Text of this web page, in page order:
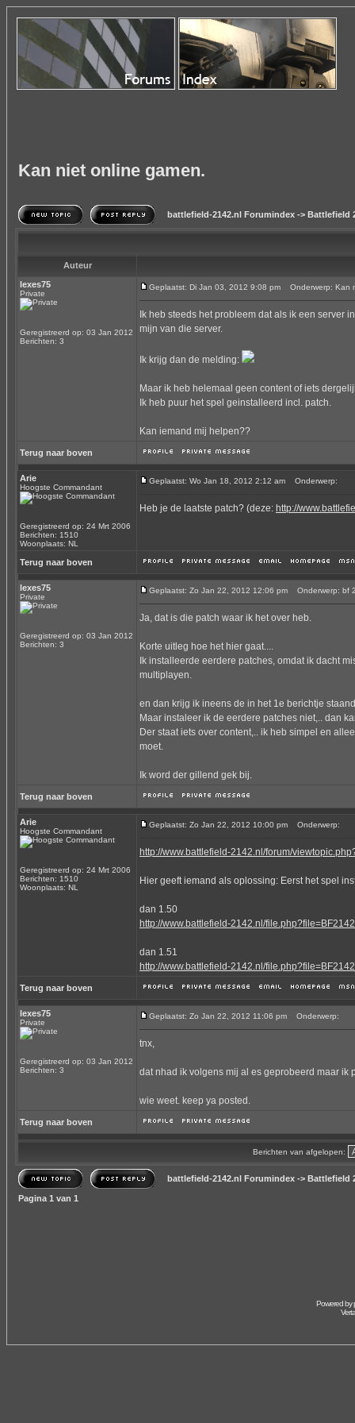
Kan niet online gamen.
battlefield-2142.nl Forumindex -> Battlefield
Auteur
lexes75
Private
Geregistreerd op: 03 Jan 2012
Berichten: 3
Geplaatst: Di Jan 03, 2012 9:08 pm Onderwerp: Kan
Ik heb steeds het probleem dat als ik een server
mijn van die server.
Ik krijg dan de melding:
Maar ik heb helemaal geen content of iets
Ik heb puur het spel geinstalleerd incl. patch.
Kan iemand mij helpen??
Terug naar boven
Arie
Hoogste Commandant
Geregistreerd op: 24 Mrt 2006
Berichten: 1510
Woonplaats: NL
Geplaatst: Wo Jan 18, 2012 2:12 am Onderwerp:
Heb je de laatste patch? (deze: http://
Terug naar boven
lexes75
Private
Geregistreerd op: 03 Jan 2012
Berichten: 3
Geplaatst: Zo Jan 22, 2012 12:06 pm Onderwerp: bf
Ja, dat is die patch waar ik het over heb.
Korte uitleg hoe het hier gaat....
Ik installeerde eerdere patches, omdat ik dacht
multiplayen.
en dan krijg ik ineens de in het 1e berichtje
Maar instaleer ik de eerdere patches niet,.. dan
Der staat iets over content,.. ik heb simpel en
moet.
Ik word der gillend gek bij.
Terug naar boven
Arie
Hoogste Commandant
Geregistreerd op: 24 Mrt 2006
Berichten: 1510
Woonplaats: NL
Geplaatst: Zo Jan 22, 2012 10:00 pm Onderwerp:
http://www.battlefield-2142.nl/forum/
Hier geeft iemand als oplossing: Eerst het spel
dan 1.50
http://www.battlefield-2142.nl/
dan 1.51
http://www.battlefield-2142.nl/
Terug naar boven
lexes75
Private
Geregistreerd op: 03 Jan 2012
Berichten: 3
Geplaatst: Zo Jan 22, 2012 11:06 pm Onderwerp:
tnx,
dat nhad ik volgens mij al es geprobeerd maar ik
wie weet. keep ya posted.
Terug naar boven
Berichten van afgelopen:
battlefield-2142.nl Forumindex -> Battlefield
Pagina 1 van 1
Powered by